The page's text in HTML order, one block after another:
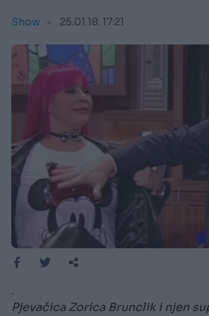
Show 25.01.18. 17:21
.
Pjevačica Zorica Brunclik i njen